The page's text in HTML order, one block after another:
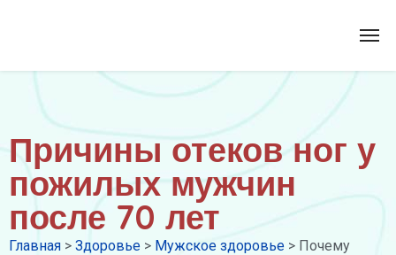
Причины отеков ног у
пожилых мужчин
после 70 лет
Главная > Здоровье > Мужское здоровье > Почему